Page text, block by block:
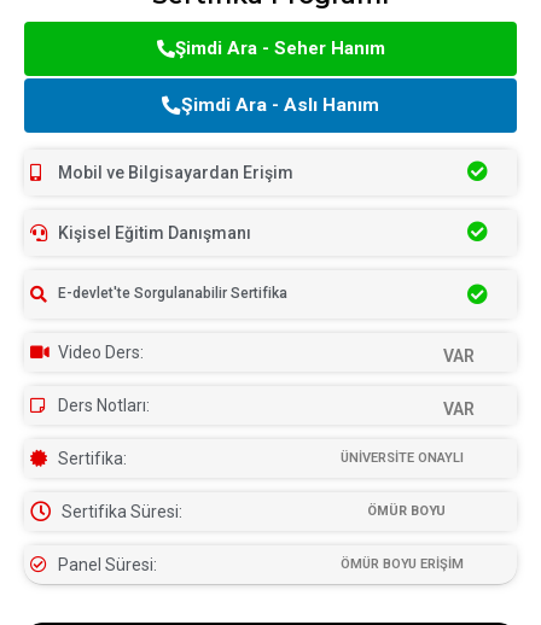
Şimdi Ara - Seher Hanım
Şimdi Ara - Aslı Hanım
Mobil ve Bilgisayardan Erişim
Kişisel Eğitim Danışmanı
E-devlet'te Sorgulanabilir Sertifika
Video Ders: VAR
Ders Notları: VAR
Sertifika: ÜNİVERSİTE ONAYLI
Sertifika Süresi: ÖMÜR BOYU
Panel Süresi: ÖMÜR BOYU ERİŞİM